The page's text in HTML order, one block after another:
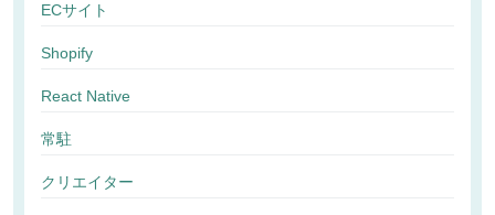
ECサイト
Shopify
React Native
常駐
クリエイター